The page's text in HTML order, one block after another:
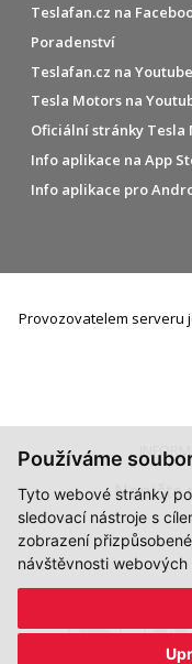
Používáme
Tyto webové stránky
sledovací nástroje s
zobrazení
návštěvnosti
Teslafan.cz na
Poradenství
Teslafan.cz na Youtube
Tesla Motors na
Oficiální stránky Tesla
Info aplikace na App
Info aplikace pro
Provozovatelem serveru
Napište